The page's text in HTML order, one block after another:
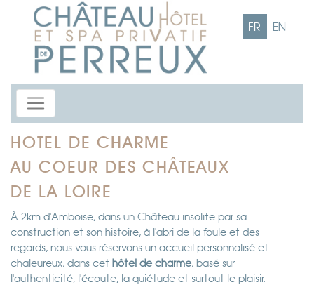
FR EN
HOTEL DE CHARME
AU COEUR DES CHÂTEAUX
DE LA LOIRE
À 2km d'Amboise, dans un Château insolite par sa
construction et son histoire, à l'abri de la foule et des
regards, nous vous réservons un accueil personnalisé et
chaleureux, dans cet hôtel de charme, basé sur
l'authenticité, l'écoute, la quiétude et surtout le plaisir.